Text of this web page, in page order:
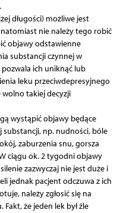
długości) możliwe jest
nie należy tego robić
objawy odstawienne
substancji czynnej w
ich uniknąć lub
leku przeciwdepresyjnego
wolno takiej decyzji
wystąpić objawy będące
np. nudności, bóle
zaburzenia snu, gorsza
ciągu ok. 2 tygodni objawy
zazwyczaj nie jest duże i
jednak pacjent odczuwa z ich
należy zgłosić się na
że jeden lek był źle